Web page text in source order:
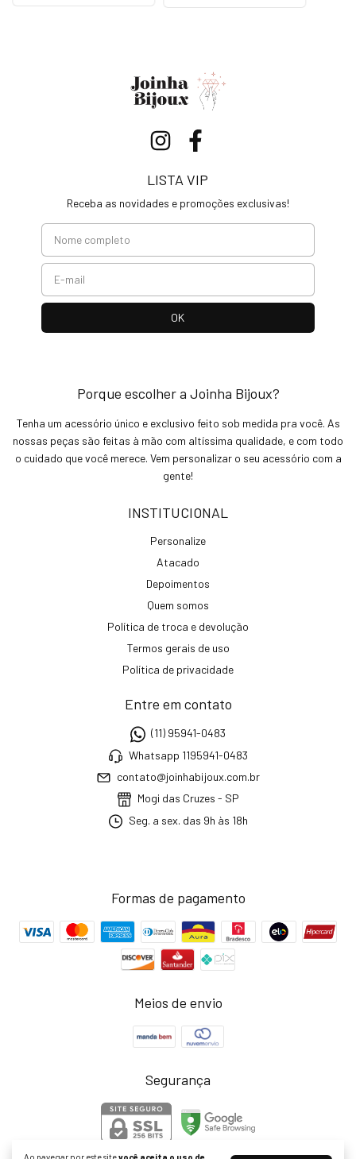
LISTA VIP
Receba as novidades e promoções exclusivas!
Porque escolher a Joinha Bijoux?
Tenha um acessório único e exclusivo feito sob medida pra você. As
nossas peças são feitas à mão com altíssima qualidade, e com todo
o cuidado que você merece. Vem personalizar o seu acessório com a
gente!
INSTITUCIONAL
Personalize
Atacado
Depoimentos
Quem somos
Política de troca e devolução
Termos gerais de uso
Política de privacidade
Entre em contato
(11) 95941-0483
Whatsapp 1195941-0483
contato@joinhabijoux.com.br
Mogi das Cruzes - SP
Seg. a sex. das 9h às 18h
Formas de pagamento
Meios de envio
Segurança